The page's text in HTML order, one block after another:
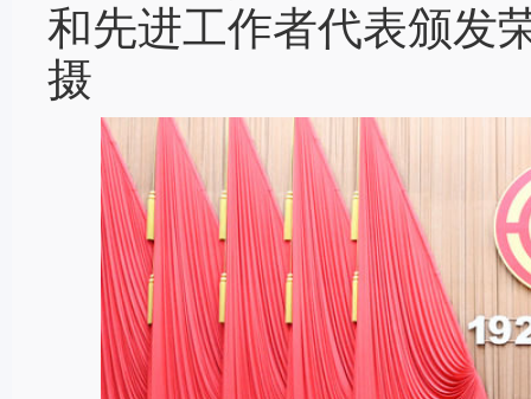
和先进工作者代表颁发
摄